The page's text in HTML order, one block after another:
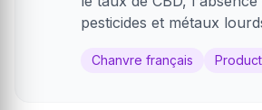
pesticides et métaux
Chanvre français